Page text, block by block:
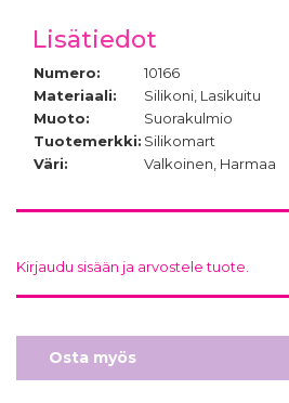
Lisätiedot
Numero:
10166
Materiaali:
Silikoni, Lasikuitu
Muoto:
Suorakulmio
Tuotemerkki: Silikomart
Väri:
Valkoinen, Harmaa
Kirjaudu sisään ja arvostele tuote.
Osta myös